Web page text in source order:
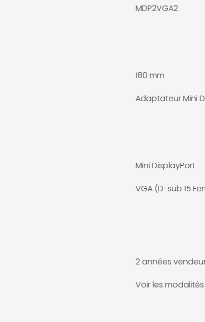
MDP2VGA2
180 mm
Adaptateur Mini
Mini DisplayPort
VGA (D-sub 15
2 années
Voir les modalités